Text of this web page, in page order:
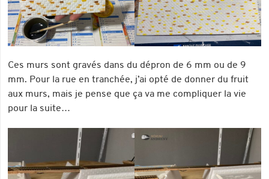
Ces murs sont gravés dans du dépron de 6 mm ou de 9
mm. Pour la rue en tranchée, j’ai opté de donner du fruit
aux murs, mais je pense que ça va me compliquer la vie
pour la suite…